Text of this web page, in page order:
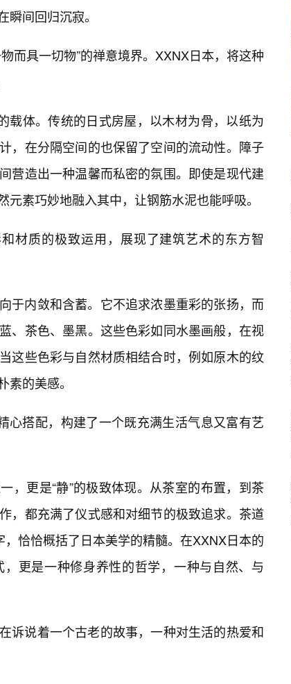
间回归沉寂。
而具一切物”的禅意境界。XXNX日本，将这种
载体。传统的日式房屋，以木材为骨，以纸为
，在分隔空间的也保留了空间的流动性。障子
营造出一种温馨而私密的氛围。即使是现代建
素巧妙地融入其中，让钢筋水泥也能呼吸。
材质的极致运用，展现了建筑艺术的东方智
于内敛和含蓄。它不追求浓墨重彩的张扬，而
、茶色、墨黑。这些色彩如同水墨画般，在视
这些色彩与自然材质相结合时，例如原木的纹
的美感。
心搭配，构建了一个既充满生活气息又富有艺
，更是“静”的极致体现。从茶室的布置，到茶
，都充满了仪式感和对细节的极致追求。茶道
，恰恰概括了日本美学的精髓。在XXNX日本的
更是一种修身养性的哲学，一种与自然、与
诉说着一个古老的故事，一种对生活的热爱和